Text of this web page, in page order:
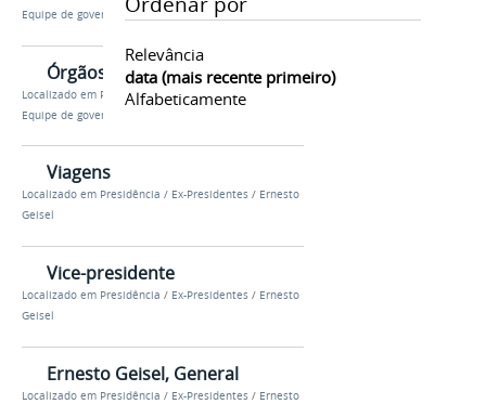
Relevância
data (mais recente primeiro)
Alfabeticamente
Equipe de governo
Órgãos da PR
Localizado em Presidência /… /Ernesto Geisel
Equipe de governo
Viagens
Localizado em Presidência / Ex-Presidentes / Ernesto
Geisel
Vice-presidente
Localizado em Presidência / Ex-Presidentes / Ernesto
Geisel
Ernesto Geisel, General
Localizado em Presidência / Ex-Presidentes / Ernesto